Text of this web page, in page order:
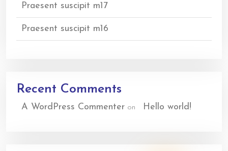
Praesent suscipit m17
Praesent suscipit m16
Recent Comments
A WordPress Commenter on Hello world!